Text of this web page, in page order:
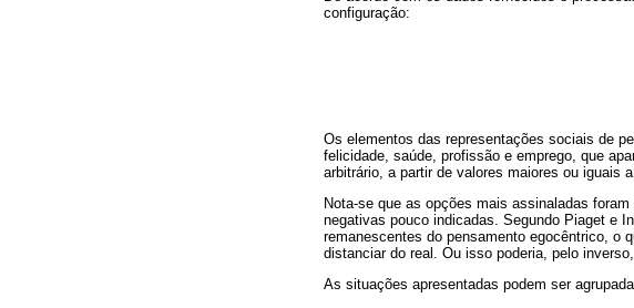
configuração:
Os elementos das representações sociais de
felicidade, saúde, profissão e emprego, que
arbitrário, a partir de valores maiores ou iguais a
Nota-se que as opções mais assinaladas
negativas pouco indicadas. Segundo Piaget e
remanescentes do pensamento egocêntrico, o
distanciar do real. Ou isso poderia, pelo
As situações apresentadas podem ser